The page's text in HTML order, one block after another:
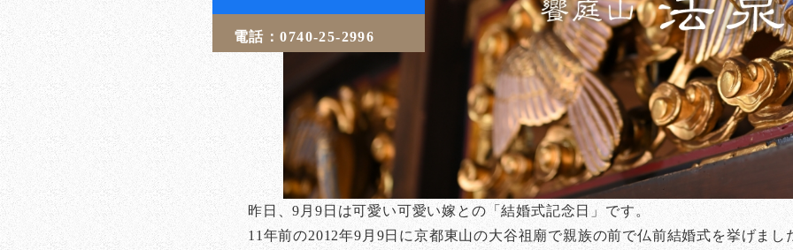
電話：0740-25-2996
昨日、9月9日は可愛い可愛い嫁との「結婚式記念日」です。
11年前の2012年9月9日に京都東山の大谷祖廟で親族の前で仏前結婚式を挙げまし